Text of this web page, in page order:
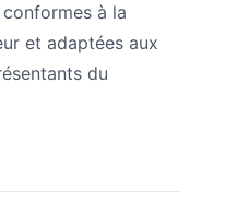
à la
et adaptées aux
du